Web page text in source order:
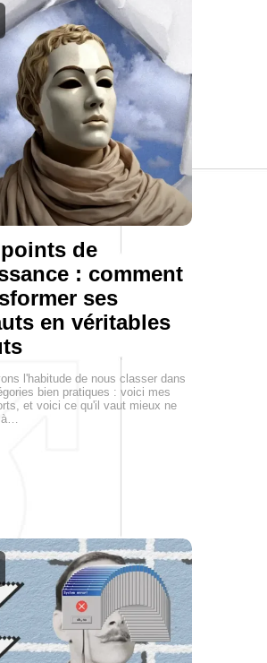
de
: comment
ses
en véritables
l'habitude de nous classer dans
bien pratiques : voici mes
et voici ce qu'il vaut mieux ne